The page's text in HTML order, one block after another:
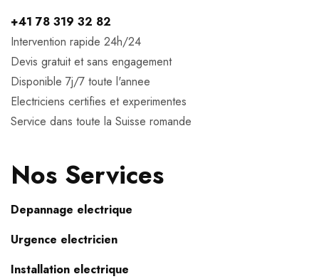
+41 78 319 32 82
Intervention rapide 24h/24
Devis gratuit et sans engagement
Disponible 7j/7 toute l'annee
Electriciens certifies et experimentes
Service dans toute la Suisse romande
Nos Services
Depannage electrique
Urgence electricien
Installation electrique